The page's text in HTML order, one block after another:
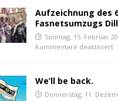
Aufzeichnung des
Fasnetsumzugs
Sonntag, 15. Februar
Kommentare deaktiviert
We’ll be back.
Donnerstag, 11.